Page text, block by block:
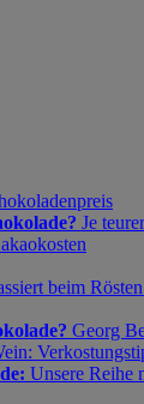
Je
beim
Georg
Unsere Reihe